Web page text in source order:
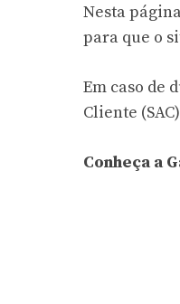
Nesta
para que o
Em caso de
Cliente
Conheça a